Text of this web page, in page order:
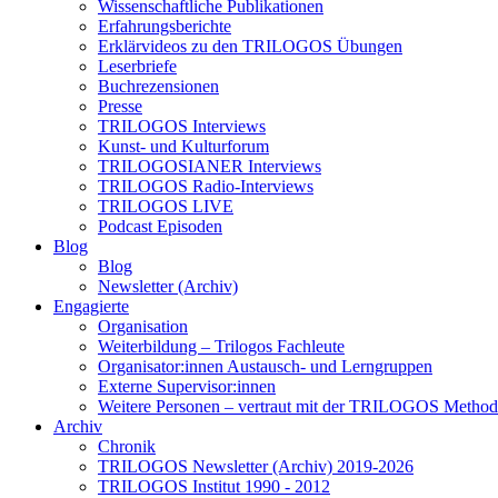
Wissenschaftliche Publikationen
Erfahrungsberichte
Erklärvideos zu den TRILOGOS Übungen
Leserbriefe
Buchrezensionen
Presse
TRILOGOS Interviews
Kunst- und Kulturforum
TRILOGOSIANER Interviews
TRILOGOS Radio-Interviews
TRILOGOS LIVE
Podcast Episoden
Blog
Blog
Newsletter (Archiv)
Engagierte
Organisation
Weiterbildung – Trilogos Fachleute
Organisator:innen Austausch- und Lerngruppen
Externe Supervisor:innen
Weitere Personen – vertraut mit der TRILOGOS
Archiv
Chronik
TRILOGOS Newsletter (Archiv) 2019-2026
TRILOGOS Institut 1990 - 2012